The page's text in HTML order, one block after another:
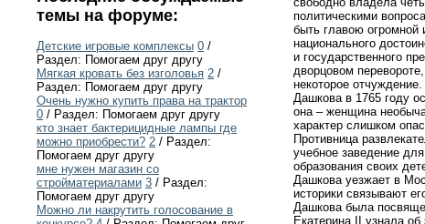
темы на форуме:
Детские игровые комплексы 0 /
Раздел: Помогаем друг другу
Мягкая кровать без изголовья 2 /
Раздел: Помогаем друг другу
Очень нужно купить права на трактор
0 / Раздел: Помогаем друг другу
кто знает бактерицидные лампы где
можно приобрести? 2 / Раздел:
Помогаем друг другу
мне нужен магазин со
стройматериалами 3 / Раздел:
Помогаем друг другу
Можно ли накрутить голосование в
политическими
быть главою огромной
национального
и государственного
дворцовом
некоторое
Дашкова в 1765 году
она – женщина
характер слишком
Противница
учебное заведение для
образования своих
Дашкова уезжает в
историки связывают
Дашкова была
Екатерина II узнала